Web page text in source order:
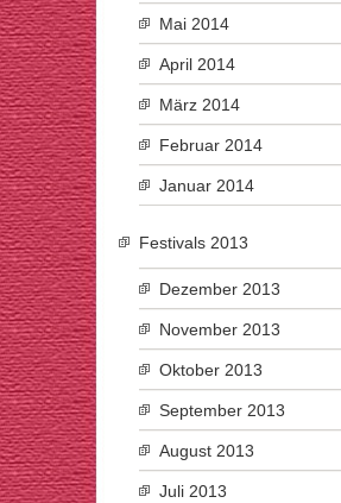
Mai 2014
April 2014
März 2014
Februar 2014
Januar 2014
Festivals 2013
Dezember 2013
November 2013
Oktober 2013
September 2013
August 2013
Juli 2013